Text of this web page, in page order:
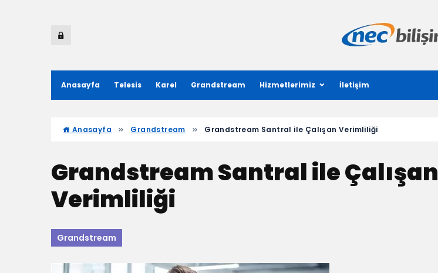
Anasayfa Telesis Karel Grandstream Hizmetlerimiz İletişim
Anasayfa Grandstream Grandstream Santral ile Çalışan Verimliliği
Grandstream Santral ile Çalışan
Verimliliği
Grandstream